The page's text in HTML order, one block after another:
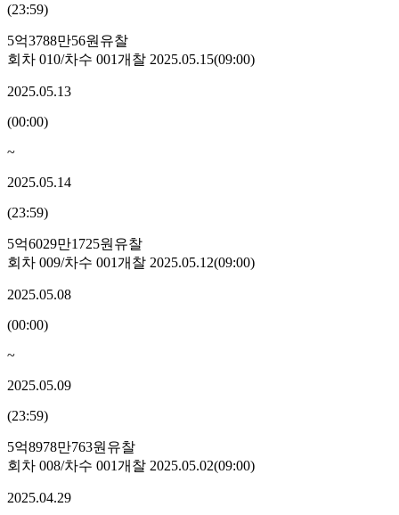
(23:59)
5억3788만56원 유찰
회차 010/차수 001개찰 2025.05.15(09:00)
2025.05.13
(00:00)
~
2025.05.14
(23:59)
5억6029만1725원 유찰
회차 009/차수 001개찰 2025.05.12(09:00)
2025.05.08
(00:00)
~
2025.05.09
(23:59)
5억8978만763원 유찰
회차 008/차수 001개찰 2025.05.02(09:00)
2025.04.29